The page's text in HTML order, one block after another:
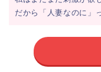
だから「人妻なのに」